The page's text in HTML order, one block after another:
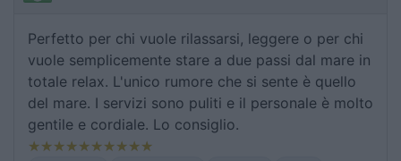
Perfetto per chi vuole rilassarsi, leggere o per chi
vuole semplicemente stare a due passi dal mare in
totale relax. L'unico rumore che si sente è quello
del mare. I servizi sono puliti e il personale è molto
gentile e cordiale. Lo consiglio.